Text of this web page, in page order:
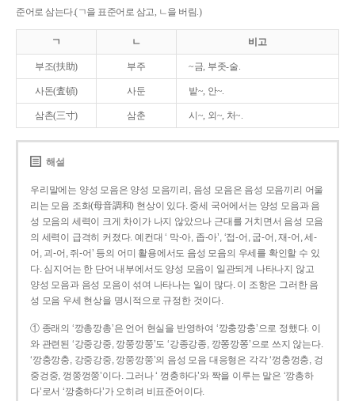
준어로 삼는다.(ㄱ을 표준어로 삼고, ㄴ을 버림.)
ㄱ ㄴ 비고
부조(扶助) 부주 ~금, 부좃-술.
사돈(査頓) 사둔 밭~, 안~.
삼촌(三寸) 삼춘 시~, 외~, 처~.
해설
우리말에는 양성 모음은 양성 모음끼리, 음성 모음은 음성 모음끼리 어울
리는 모음 조화(母音調和) 현상이 있다. 중세 국어에서는 양성 모음과 음
성 모음의 세력이 크게 차이가 나지 않았으나 근대를 거치면서 음성 모음
의 세력이 급격히 커졌다. 예컨대 ‘ 막-아, 좁-아’, ‘접-어, 굽-어, 재-어, 세-
어, 괴-어, 쥐-어’ 등의 어미 활용에서도 음성 모음의 우세를 확인할 수 있
다. 심지어는 한 단어 내부에서도 양성 모음이 일관되게 나타나지 않고
양성 모음과 음성 모음이 섞여 나타나는 일이 많다. 이 조항은 그러한 음
성 모음 우세 현상을 명시적으로 규정한 것이다.
① 종래의 ‘깡총깡총’은 언어 현실을 반영하여 ‘깡충깡충’으로 정했다. 이
와 관련된 ‘강중강중, 깡쭝깡쭝’도 ‘강종강종, 깡쫑깡쫑’으로 쓰지 않는다.
‘깡충깡충, 강중강중, 깡쭝깡쭝’의 음성 모음 대응형은 각각 ‘껑충껑충, 겅
중겅중, 껑쭝껑쭝’이다. 그러나 ‘ 껑충하다’와 짝을 이루는 말은 ‘깡총하
다’로서 ‘깡충하다’가 오히려 비표준어이다.